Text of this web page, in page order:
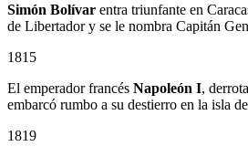
Simón Bolívar entra triunfante en
de Libertador y se le nombra Capitán
1815
El emperador francés Napoleón I,
embarcó rumbo a su destierro en la isla
1819